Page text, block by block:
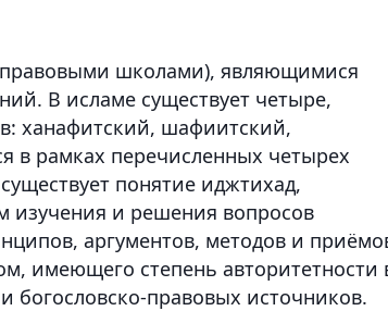
школами), являющимися
В исламе существует четыре,
ханафитский, шафиитский,
в рамках перечисленных четырех
понятие иджтихад,
изучения и решения вопросов
аргументов, методов и
имеющего степень авторитетности
правовых источников.